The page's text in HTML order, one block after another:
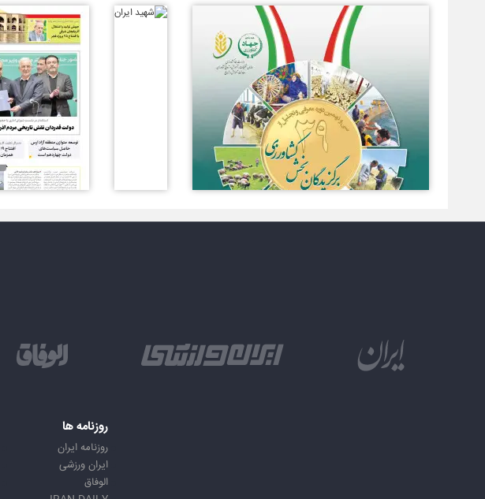
روزنامه ها
روزنامه ایران
ایران ورزشی
الوفاق